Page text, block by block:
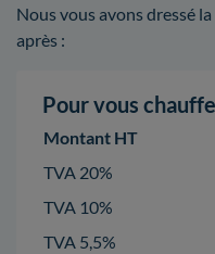
Nous vous avons dressé
après :
Pour vous
Montant HT
TVA 20%
TVA 10%
TVA 5,5%